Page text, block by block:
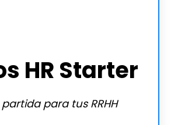
HR Starter
para tus RRHH